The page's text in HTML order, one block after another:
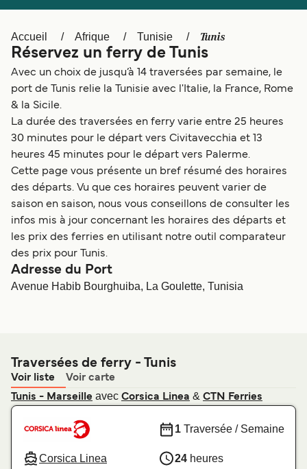
Deutschland Schweiz (DE)
Norge Україна
Accueil Afrique Tunisie Tunis
Réservez un ferry de Tunis
Avec un choix de jusqu’à 14 traversées par semaine, le
port de Tunis relie la Tunisie avec l'Italie, la France, Rome
& la Sicile.
La durée des traversées en ferry varie entre 25 heures
30 minutes pour le départ vers Civitavecchia et 13
heures 45 minutes pour le départ vers Palerme.
Cette page vous présente un bref résumé des horaires
des départs. Vu que ces horaires peuvent varier de
saison en saison, nous vous conseillons de consulter les
infos mis à jour concernant les horaires des départs et
les prix des ferries en utilisant notre outil comparateur
des prix pour Tunis.
Adresse du Port
Avenue Habib Bourghuiba, La Goulette, Tunisia
Traversées de ferry - Tunis
Voir liste
Voir carte
Tunis - Marseille avec Corsica Linea & CTN Ferries
Corsica Linea
1 Traversée / Semaine
24 heures